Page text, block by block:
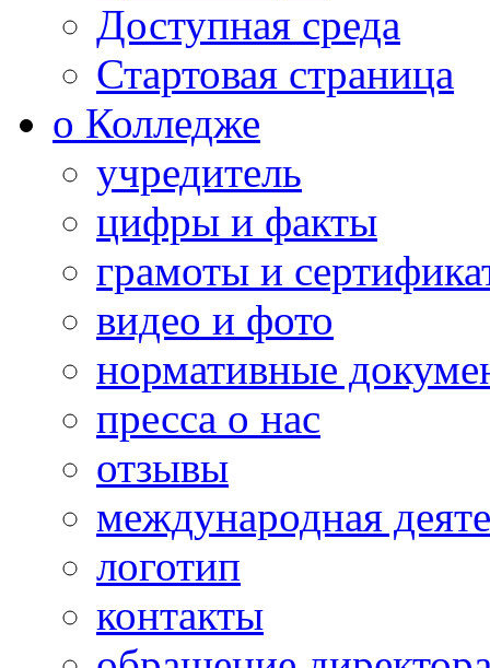
Доступная среда
Стартовая страница
о Колледже
учредитель
цифры и факты
грамоты и
видео и фото
нормативные
пресса о нас
отзывы
международная
логотип
контакты